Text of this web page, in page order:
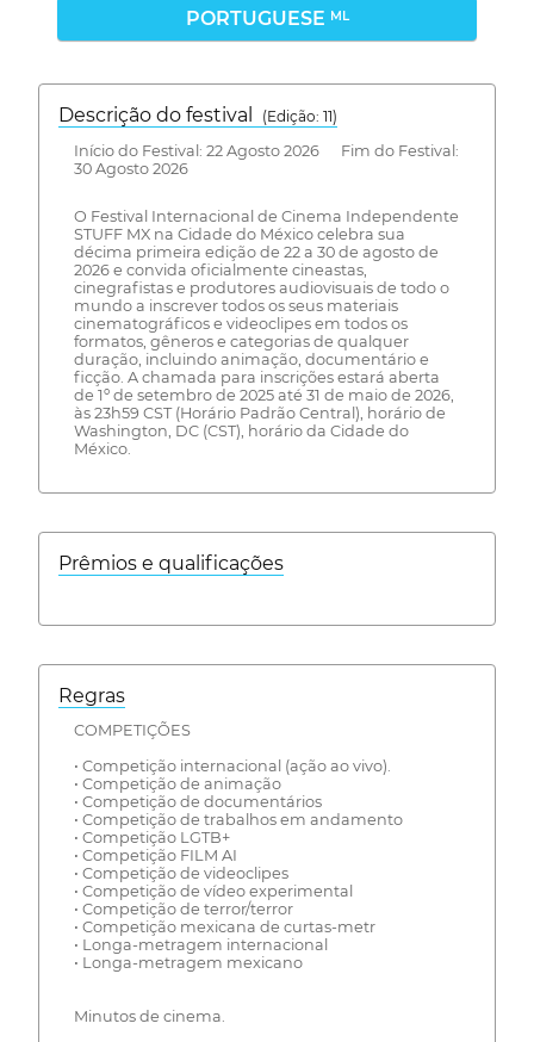
PORTUGUESE ML
Descrição do festival
(Edição: 11)
Início do Festival: 22 Agosto 2026 Fim do Festival:
30 Agosto 2026
O Festival Internacional de Cinema Independente
STUFF MX na Cidade do México celebra sua
décima primeira edição de 22 a 30 de agosto de
2026 e convida oficialmente cineastas,
cinegrafistas e produtores audiovisuais de todo o
mundo a inscrever todos os seus materiais
cinematográficos e videoclipes em todos os
formatos, gêneros e categorias de qualquer
duração, incluindo animação, documentário e
ficção. A chamada para inscrições estará aberta
de 1º de setembro de 2025 até 31 de maio de 2026,
às 23h59 CST (Horário Padrão Central), horário de
Washington, DC (CST), horário da Cidade do
México.
Prêmios e qualificações
Regras
COMPETIÇÕES
• Competição internacional (ação ao vivo).
• Competição de animação
• Competição de documentários
• Competição de trabalhos em andamento
• Competição LGTB+
• Competição FILM AI
• Competição de videoclipes
• Competição de vídeo experimental
• Competição de terror/terror
• Competição mexicana de curtas-metr
• Longa-metragem internacional
• Longa-metragem mexicano
Minutos de cinema.